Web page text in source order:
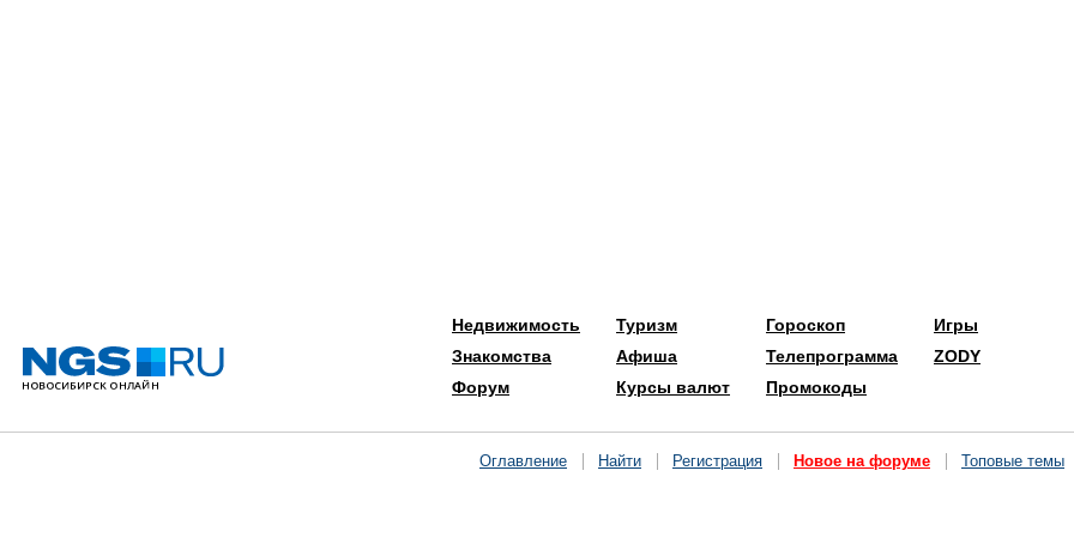
Недвижимость
Знакомства
Форум
Туризм
Афиша
Курсы валют
Гороскоп
Телепрограмма
Промокоды
Игры
ZODY
Оглавление Найти Регистрация Новое на форуме Топовые темы